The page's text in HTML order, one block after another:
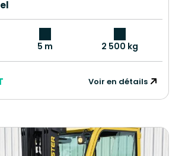
5 m 2 500 kg
Voir en détails